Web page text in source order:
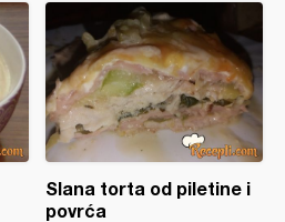
Slana torta od piletine i
povrća